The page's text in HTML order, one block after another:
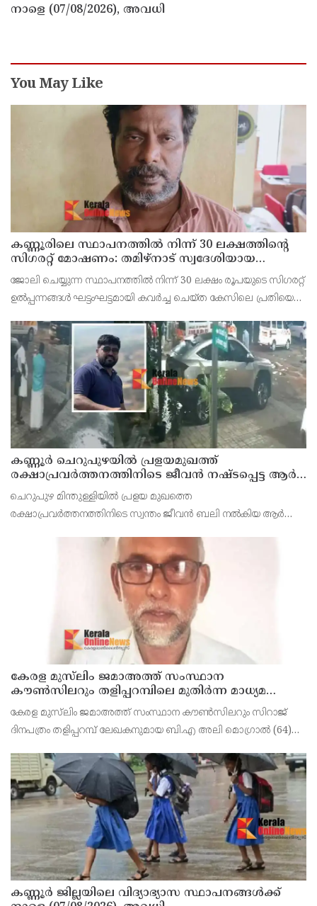
നാളെ (07/08/2026), അവധി
You May Like
കണ്ണൂരിലെ സ്ഥാപനത്തിൽ നിന്ന് 30 ലക്ഷത്തിന്റെ
സിഗരറ്റ് മോഷണം: തമിഴ്‌നാട് സ്വദേശിയായ
സെയിൽസ്മാൻ തെങ്കാശിയിൽ പിടിയിൽ
ജോലി ചെയ്യുന്ന സ്ഥാപനത്തിൽ നിന്ന് 30 ലക്ഷം രൂപയുടെ സിഗരറ്റ്
ഉൽപ്പന്നങ്ങൾ ഘട്ടംഘട്ടമായി കവർച്ച ചെയ്ത കേസിലെ പ്രതിയെ
സ്വദേശിയായ വേൽമുരുകൻ (40) ആണ
കണ്ണൂർ ചെറുപുഴയിൽ പ്രളയമുഖത്ത്
രക്ഷാപ്രവർത്തനത്തിനിടെ ജീവൻ നഷ്ടപ്പെട്ട ആർ.
രാജേഷിൻ്റെ ഭൗതിക ശരീരത്തോട് അനാദരവ്
കാണിച്ചതായി ആരോപണം
ചെറുപുഴ മിന്തുള്ളിയിൽ പ്രളയ മുഖത്തെ
രക്ഷാപ്രവർത്തനത്തിനിടെ സ്വന്തം ജീവൻ ബലി നൽകിയ ആർ
മൃതദേഹം തിരുവനന്തപുരത്തെ
കേരള മുസ്‌ലിം ജമാഅത്ത് സംസ്ഥാന
കൗൺസിലറും തളിപ്പറമ്പിലെ മുതിർന്ന മാധ്യമ
പ്രവർത്തകനുമായ ബി എ അലി മൊഗ്രാൽ
നിര്യാതനായി
കേരള മുസ്‌ലിം ജമാഅത്ത് സംസ്ഥാന കൗൺസിലറും സിറാജ്
ദിനപത്രം തളിപ്പറമ്പ് ലേഖകനുമായ ബി.എ അലി മൊഗ്രാൽ (64)
ജമാഅത്ത് ജില്ലാ സെക്രട്ടറി, എസ്.വൈ.എ
കണ്ണൂർ ജില്ലയിലെ വിദ്യാഭ്യാസ സ്ഥാപനങ്ങള്‍ക്ക്